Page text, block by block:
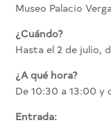
Museo Palacio
¿Cuándo?
Hasta el 2 de julio,
¿A qué hora?
De 10:30 a 13:00 y
Entrada: